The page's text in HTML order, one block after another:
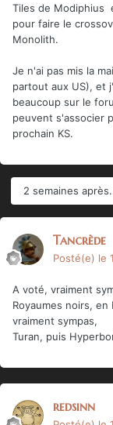
Tiles de Modiphius
pour faire le
Monolith.
Je n'ai pas mis la
partout aux US), et
beaucoup sur le
peuvent s'associer
prochain KS.
2 semaines
Tancrède
Posté(e) le
A voté, vraiment
Royaumes noirs,
vraiment sympas,
Turan, puis
redsinn